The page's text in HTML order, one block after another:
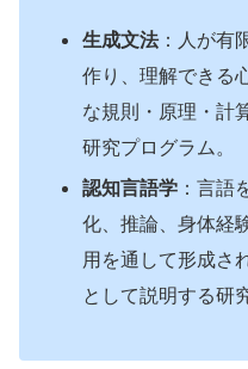
生成文法：人が有
作り、理解できる
な規則・原理・計
研究プログラム。
認知言語学 ：言語
化、推論、身体経
用を通して形成さ
として説明する研